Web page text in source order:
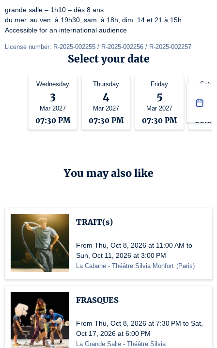
grande salle – 1h10 – dès 8 ans
du mer. au ven. à 19h30, sam. à 18h, dim. 14 et 21 à 15h
Accessible for an international audience
License number: R-2025-002255 / R-2025-002256 / R-2025-002257
Select your date
Wednesday
3
Mar 2027
07:30 PM
Thursday
4
Mar 2027
07:30 PM
Friday
5
Mar 2027
07:30 PM
Mar
You may also like
TRAIT(s)
From Thu, Oct 8, 2026 at 11:00 AM to
Sun, Oct 11, 2026 at 3:00 PM
La Cabane - Théâtre Silvia Monfort (Paris)
FRASQUES
From Thu, Oct 8, 2026 at 7:30 PM to Sat,
Oct 17, 2026 at 6:00 PM
La Grande Salle - Théâtre Silvia